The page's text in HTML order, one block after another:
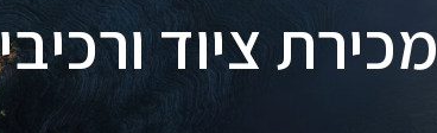
מכירת ציוד